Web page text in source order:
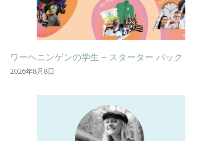
ワーヘニンゲンの学生 – スターター パック
2026年8月8日